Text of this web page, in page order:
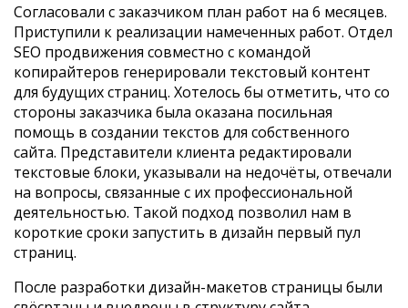
Согласовали с заказчиком план работ на 6 месяцев.
Приступили к реализации намеченных работ. Отдел
SEO продвижения совместно с командой
копирайтеров генерировали текстовый контент
для будущих страниц. Хотелось бы отметить, что со
стороны заказчика была оказана посильная
помощь в создании текстов для собственного
сайта. Представители клиента редактировали
текстовые блоки, указывали на недочёты, отвечали
на вопросы, связанные с их профессиональной
деятельностью. Такой подход позволил нам в
короткие сроки запустить в дизайн первый пул
страниц.
После разработки дизайн-макетов страницы были